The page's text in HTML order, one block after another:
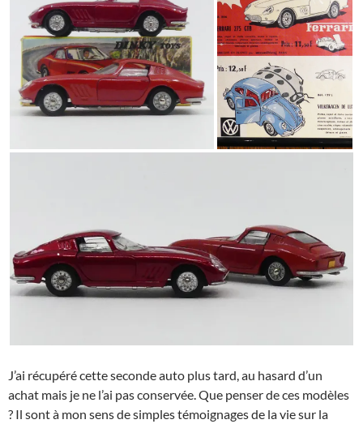
J’ai récupéré cette seconde auto plus tard, au hasard d’un
achat mais je ne l’ai pas conservée. Que penser de ces modèles
? Il sont à mon sens de simples témoignages de la vie sur la